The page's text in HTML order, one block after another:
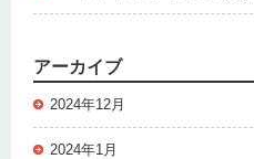
アーカイブ
2024年12月
2024年1月